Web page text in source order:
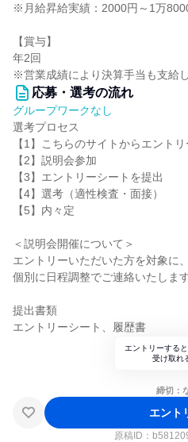
※月給昇給実績：2000円～1万
【賞与】
年2回
※営業成績により決算手当も支給し
応募・選考の流れ
グループワークなし
選考プロセス
【1】こちらのサイトからエントリ
【2】説明会参加
【3】エントリーシートを提出
【4】選考（適性検査・面接）
【5】内々定
＜説明会開催について＞
エントリーいただいた方を対象に、
個別に日程調整でご連絡いたします
提出書類
エントリーシート、履歴書
エントリーする
受け取れ
締切：
エント
原稿ID：